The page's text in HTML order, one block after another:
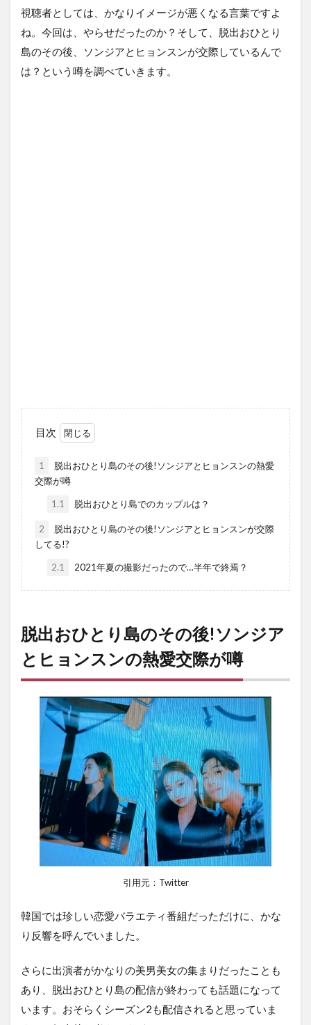
視聴者としては、かなりイメージが悪くなる言葉ですよ
ね。今回は、やらせだったのか？そして、脱出おひとり
島のその後、ソンジアとヒョンスンが交際しているんで
は？という噂を調べていきます。
目次
1
脱出おひとり島のその後!ソンジアとヒョンスンの熱愛
交際が噂
1.1 脱出おひとり島でのカップルは？
2
脱出おひとり島のその後!ソンジアとヒョンスンが交際
してる!?
2.1 2021年夏の撮影だったので…半年で終焉？
脱出おひとり島のその後!ソンジア
とヒョンスンの熱愛交際が噂
引用元：Twitter
韓国では珍しい恋愛バラエティ番組だっただけに、かな
り反響を呼んでいました。
さらに出演者がかなりの美男美女の集まりだったことも
あり、脱出おひとり島の配信が終わっても話題になって
います。おそらくシーズン2も配信されると思っていま